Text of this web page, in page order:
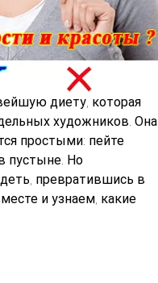
диету, которая
художников. Она
простыми: пейте
пустыне. Но
превратившись в
и узнаем, какие